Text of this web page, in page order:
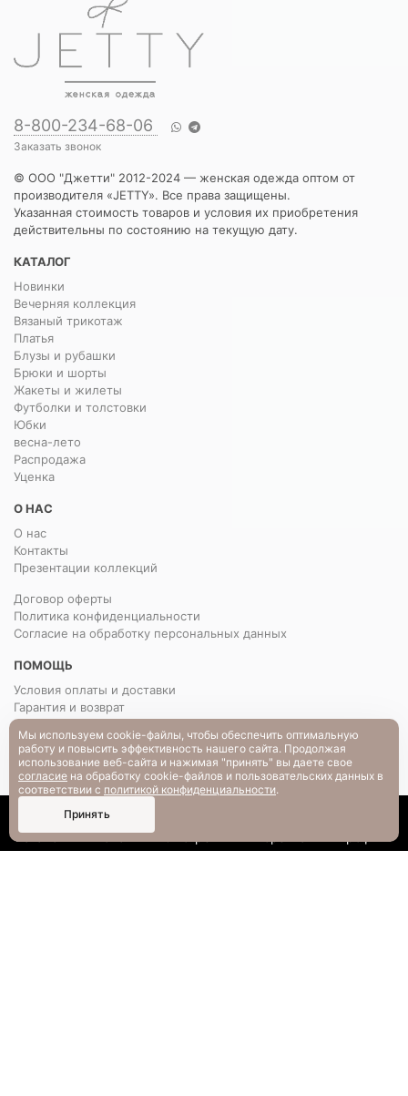
Каталог Поиск
8-800-234-68-06
Заказать звонок
© ООО "Джетти" 2012-2024 — женская одежда оптом от
производителя «JETTY». Все права защищены.
Указанная стоимость товаров и условия их приобретения
действительны по состоянию на текущую дату.
КАТАЛОГ
Новинки
Вечерняя коллекция
Вязаный трикотаж
Платья
Блузы и рубашки
Брюки и шорты
Жакеты и жилеты
Футболки и толстовки
Юбки
весна-лето
Распродажа
Уценка
О НАС
О нас
Контакты
Презентации коллекций
Договор оферты
Политика конфиденциальности
Согласие на обработку персональных данных
ПОМОЩЬ
Условия оплаты и доставки
Гарантия и возврат
РАЗМЕРНАЯ СЕТКА
Вопрос-ответ
Мы используем cookie-файлы, чтобы обеспечить оптимальную
работу и повысить эффективность нашего сайта. Продолжая
использование веб-сайта и нажимая "принять" вы даете свое
согласие на обработку cookie-файлов и пользовательских данных в
соответствии с политикой конфиденциальности.
Принять